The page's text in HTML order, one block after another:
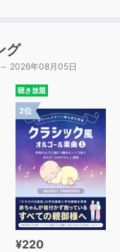
グ
2026年08月05日
聴き放題
2位
¥220